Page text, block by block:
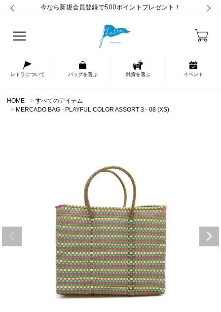
今なら新規会員登録で500ポイントプレゼント！
レトラについて バッグを選ぶ 雑貨を選ぶ イベント
HOME
すべてのアイテム
MERCADO BAG - PLAYFUL COLOR ASSORT 3 - 08 (XS)